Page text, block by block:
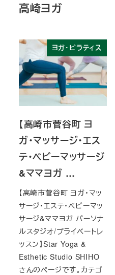
高崎ヨガ
ヨガ・ピラティス
【高崎市菅谷町 ヨ
ガ・マッサージ・エス
テ・ベビーマッサージ
&ママヨガ …
【高崎市菅谷町 ヨガ・マッ
サージ・エステ・ベビーマッ
サージ&ママヨガ パーソナ
ルスタジオ/プライベートレ
ッスン】Star Yoga &
Esthetic Studio SHIHO
さんのページです。カテゴ